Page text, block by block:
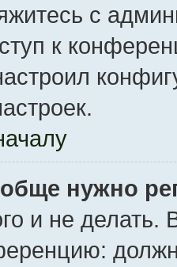
с
к
нужно
и не делать.